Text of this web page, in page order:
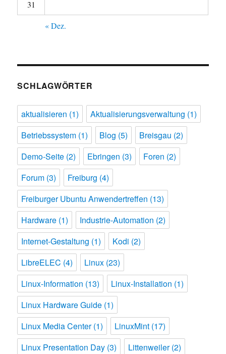
31
« Dez.
SCHLAGWÖRTER
aktualisieren (1) Aktualisierungsverwaltung (1)
Betriebssystem (1) Blog (5) Breisgau (2)
Demo-Seite (2) Ebringen (3) Foren (2)
Forum (3) Freiburg (4)
Freiburger Ubuntu Anwendertreffen (13)
Hardware (1) Industrie-Automation (2)
Internet-Gestaltung (1) Kodi (2)
LibreELEC (4) Linux (23)
Linux-Information (13) Linux-Installation (1)
Linux Hardware Guide (1)
Linux Media Center(1) LinuxMint (17)
Linux Presentation Day (3) Littenweiler(2)